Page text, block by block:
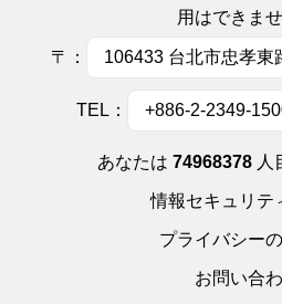
用はできませ
〒： 106433 台北市忠孝東
TEL： +886-2-2349-
あなたは 74968378 人
情報セキュリテ
プライバシー
お問い合